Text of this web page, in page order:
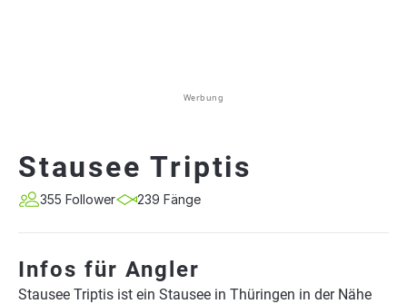
Werbung
Stausee Triptis
355 Follower 239 Fänge
Infos für Angler
Stausee Triptis ist ein Stausee in Thüringen in der Nähe